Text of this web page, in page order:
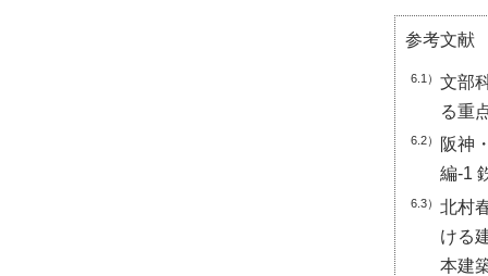
参考文献
6.1）
文部
る重
6.2）
阪神
編-1
6.3）
北村
ける
本建